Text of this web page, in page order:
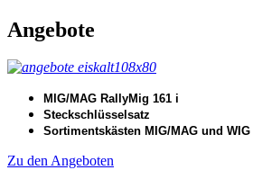
Angebote
MIG/MAG RallyMig 161 i
Steckschlüsselsatz
Sortimentskästen MIG/MAG und
Zu den Angeboten